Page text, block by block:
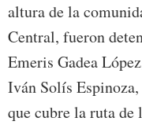
altura de la
Central, fueron
Emeris Gadea
Iván Solís
que cubre la ruta de